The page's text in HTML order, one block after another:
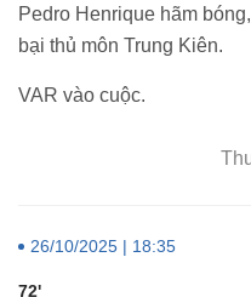
Pedro Henrique hãm
bại thủ môn Trung Kiên.
VAR vào cuộc.
26/10/2025 | 18:35
72'